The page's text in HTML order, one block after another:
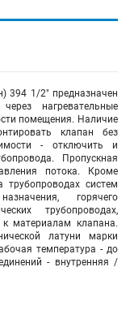
394 1/2" предназначен
нагревательные
помещения. Наличие
клапан без
- отключить и
Пропускная
потока. Кроме
трубопроводах систем
горячего
трубопроводах,
к материалам клапана.
латуни марки
температура - до
- внутренняя /